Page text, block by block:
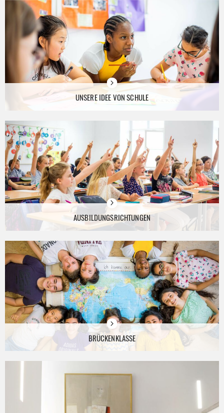
UNSERE IDEE VON SCHULE
AUSBILDUNGSRICHTUNGEN
BRÜCKENKLASSE